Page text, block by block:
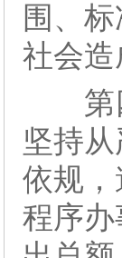
围、
社会造
第四
坚持
依规
程序